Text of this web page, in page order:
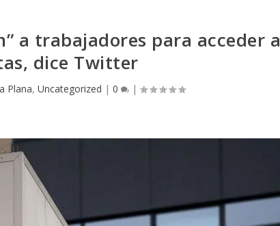
a trabajadores para acceder a
dice Twitter
Plana, Uncategorized | 0 |